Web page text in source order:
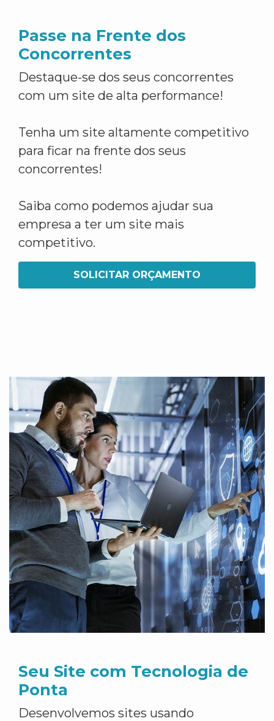
Passe na Frente dos
Concorrentes
Destaque-se dos seus concorrentes
com um site de alta performance!
Tenha um site altamente competitivo
para ficar na frente dos seus
concorrentes!
Saiba como podemos ajudar sua
empresa a ter um site mais
competitivo.
SOLICITAR ORÇAMENTO
Seu Site com Tecnologia de
Ponta
Desenvolvemos sites usando